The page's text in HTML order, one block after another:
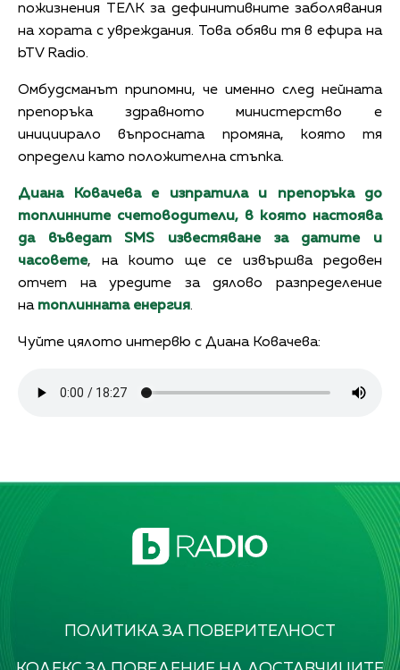
пожизнения ТЕЛК за дефинитивните заболявания
на хората с увреждания. Това обяви тя в ефира на
bTV Radio.
Омбудсманът припомни, че именно след нейната
препоръка здравното министерство е
инициирало въпросната промяна, която тя
определи като положителна стъпка.
Диана Ковачева е изпратилаи препоръка до
топлинните счетоводители, в която настоява
да въведат SMS известяване за датите и
часовете, на които ще се извършва редовен
отчет на уредите за дялово разпределение
на топлинната енергия.
Чуйте цялото интервю с Диана Ковачева:
ПОЛИТИКА ЗА ПОВЕРИТЕЛНОСТ